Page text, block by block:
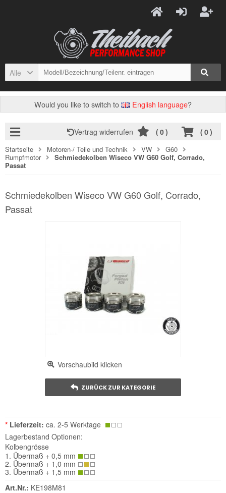
Alle
Would you like to switch to English language?
( 0)
Vertrag widerrufen ( 0)
Startseite Motoren-/ Teile und Technik VW
G60
Rumpfmotor
Schmiedekolben Wiseco VW G60 Golf, Corrado,
Passat
Schmiedekolben Wiseco VW G60 Golf, Corrado,
Passat
Vorschaubild klicken
ZURÜCK ZUR KATEGORIE
* Lieferzeit: ca. 2-5 Werktage
Lagerbestand Optionen:
Kolbengrösse
1. Übermaß + 0,5 mm
2. Übermaß + 1,0 mm
3. Übermaß + 1,5 mm
Art.Nr.: KE198M81